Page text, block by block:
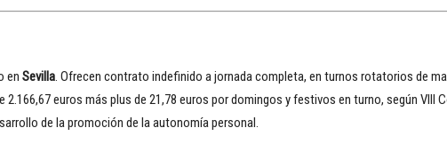
en Sevilla. Ofrecen contrato indefinido a jornada completa, en turnos rotatorios de
euros más plus de 21,78 euros por domingos y festivos en turno, según VIII
de la promoción de la autonomía personal.